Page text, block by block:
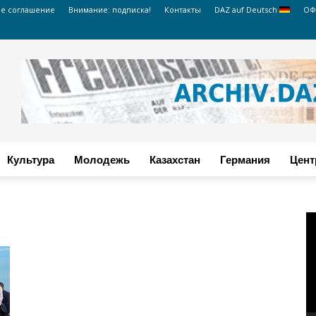
соглашение Внимание: подписка! Контакты DAZ auf Deutsch ОФ
Культура Молодежь Казахстан Германия